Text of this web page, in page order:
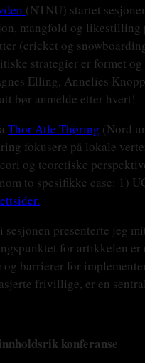
(NTNU) startet
mangfold og likestilling
(cricket og
strategier er formet
Elling, Annelies
bør anmelde etter hvert!
Thor Atle Thøring (Nord
fokusere på lokale
og teoretiske
to spesifikke case: 1)
sesjonen presenterte jeg
for artikkelen
barrierer for
frivillige, er en
konferanse